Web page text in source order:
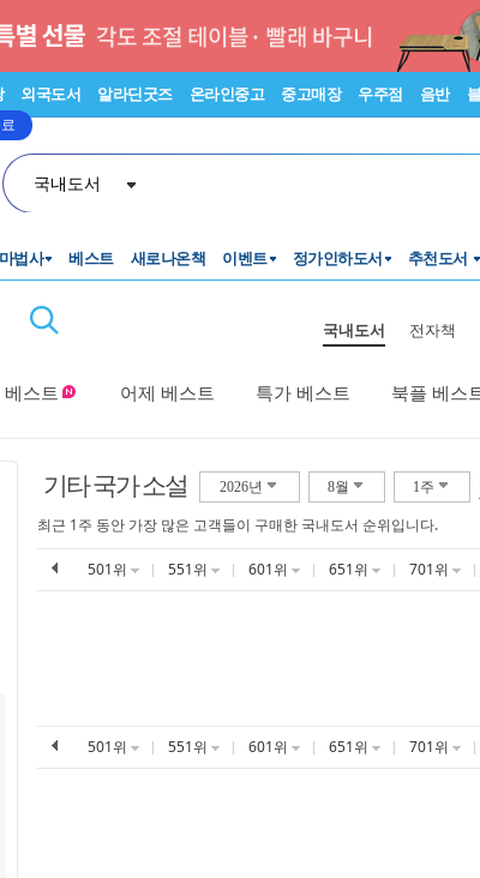
외국도서 알라딘굿즈 온라인중고 중고매장 우주점 음반
국내도서
법사 베스트 새로나온책 이벤트 정가인하도서 추천도서
국내도서 전자책
베스트 어제 베스트 특가 베스트 북플 베스
기타 국가 소설 2026년 8월 1주
최근 1주 동안 가장 많은 고객들이 구매한 국내도서 순위입니다.
501위 551위 601위 651위 701위
501위 551위 601위 651위 701위